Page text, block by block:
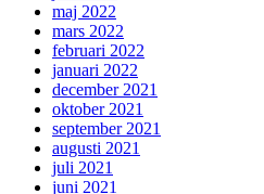
maj 2022
mars 2022
februari 2022
januari 2022
december 2021
oktober 2021
september 2021
augusti 2021
juli 2021
juni 2021